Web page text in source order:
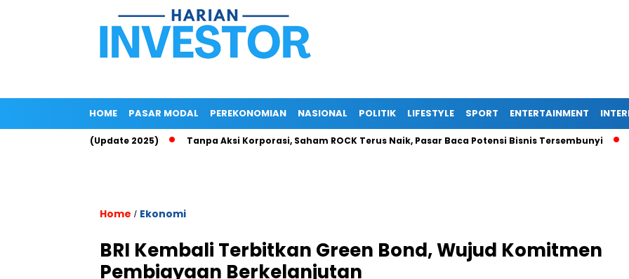
HOME PASAR MODAL PEREKONOMIAN NASIONAL POLITIK LIFESTYLE SPORT ENTERTAINMENT
di Epayu (Update 2025) Tanpa Aksi Korporasi, Saham ROCK Terus Naik, Pasar Baca Potensi Bisnis Tersembunyi
Home / Ekonomi
BRI Kembali Terbitkan Green Bond, Wujud Komitmen
Pembiayaan Berkelanjutan